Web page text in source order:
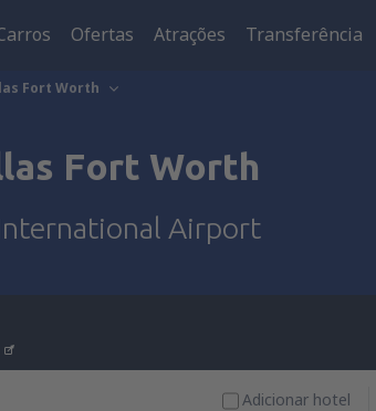
Ofertas Atrações Transferência
Fort Worth
Fort Worth
Airport
Adicionar hotel